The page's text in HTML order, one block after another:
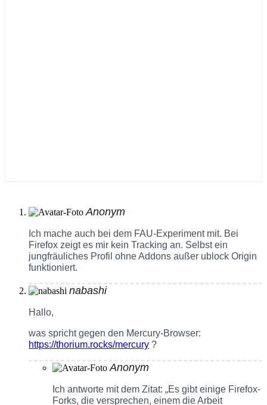
Anonym
Ich mache auch bei dem FAU-Experiment mit. Bei
Firefox zeigt es mir kein Tracking an. Selbst ein
jungfräuliches Profil ohne Addons außer ublock Origin
funktioniert.
nabashi
Hallo,
was spricht gegen den Mercury-Browser:
https://thorium.rocks/mercury ?
Anonym
Ich antworte mit dem Zitat: „Es gibt einige Firefox-
Forks, die versprechen, einem die Arbeit